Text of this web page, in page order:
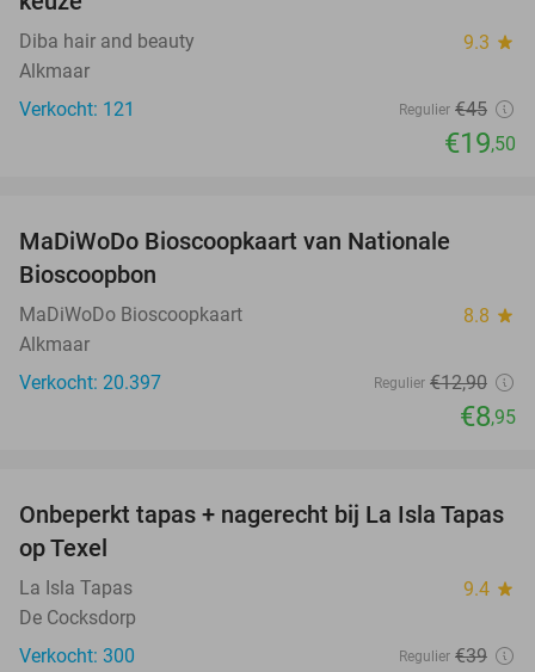
Diba hair and beauty 9.3 star
Alkmaar
Verkocht: 121
Regulier €45
€19,50
MaDiWoDo Bioscoopkaart van Nationale
Bioscoopbon
MaDiWoDo Bioscoopkaart 8.8 star
Alkmaar
Verkocht: 20.397
Regulier €12,90
€8,95
26%
Onbeperkt tapas + nagerecht bij La Isla Tapas
op Texel
La Isla Tapas 9.4 star
De Cocksdorp
Verkocht: 300
Regulier €39